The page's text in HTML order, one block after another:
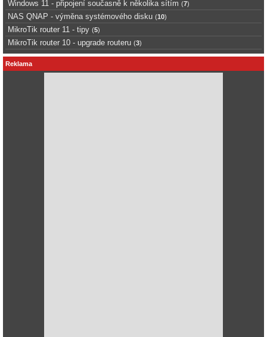
Windows 11 - připojení současně k několika sítím (7)
NAS QNAP - výměna systémového disku (10)
MikroTik router 11 - tipy (5)
MikroTik router 10 - upgrade routeru (3)
Reklama